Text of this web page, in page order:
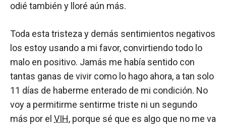
odié también y lloré aún más.
Toda esta tristeza y demás sentimientos negativos
los estoy usando a mi favor, convirtiendo todo lo
malo en positivo. Jamás me había sentido con
tantas ganas de vivir como lo hago ahora, a tan solo
11 días de haberme enterado de mi condición. No
voy a permitirme sentirme triste ni un segundo
más por el VIH, porque sé que es algo que no me va